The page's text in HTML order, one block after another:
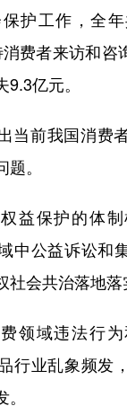
吉林 上
安徽
河南 湖
广西 海
贵州 云
甘肃 青
内蒙古 黑龙
护工作，全
费者来访和咨
9.3亿元。
当前我国消费
题。
益保护的体
中公益诉讼和
社会共治落地落
领域违法行
行业乱象频发